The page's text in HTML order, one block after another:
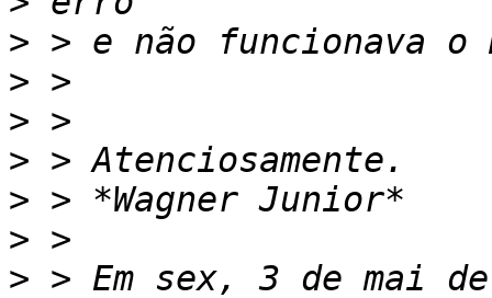
>
>
>
>
>
>
> > Em sex, 3 de mai